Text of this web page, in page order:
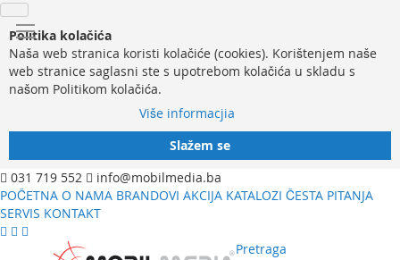
Politika kolačića
Naša web stranica koristi kolačiće (cookies). Korištenjem naše
web stranice saglasni ste s upotrebom kolačića u skladu s
našom Politikom kolačića.
Više informacjia
Slažem se
031 719 552
info@mobilmedia.ba
POČETNA O NAMA BRANDOVI AKCIJA KATALOZI ČESTA PITANJA
SERVIS KONTAKT
Pretraga